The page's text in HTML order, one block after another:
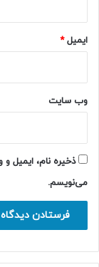
ایمیل*
وب‌ سایت
ذخیره نام، ایمیل
می‌نویسم.